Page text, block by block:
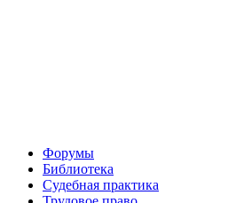
Форумы
Библиотека
Судебная практика